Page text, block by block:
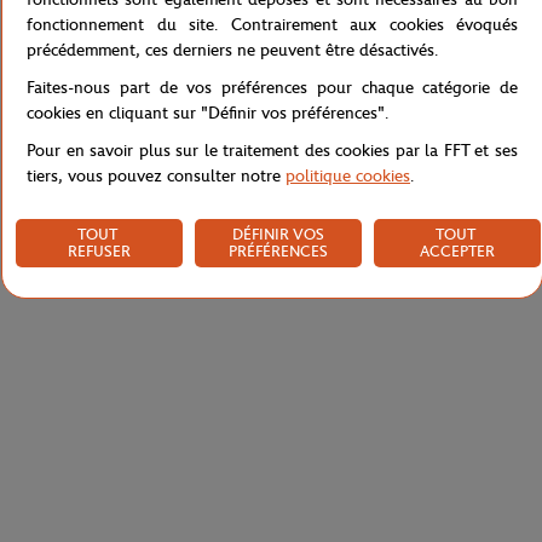
Caractéristiques
Livraison et retours
fonctionnement du site. Contrairement aux cookies évoqués
précédemment, ces derniers ne peuvent être désactivés.
Faites-nous part de vos préférences pour chaque catégorie de
cookies en cliquant sur "Définir vos préférences".
Pour en savoir plus sur le traitement des cookies par la FFT et ses
tiers, vous pouvez consulter notre politique cookies.
TOUT
REFUSER
DÉFINIR VOS
PRÉFÉRENCES
TOUT
ACCEPTER